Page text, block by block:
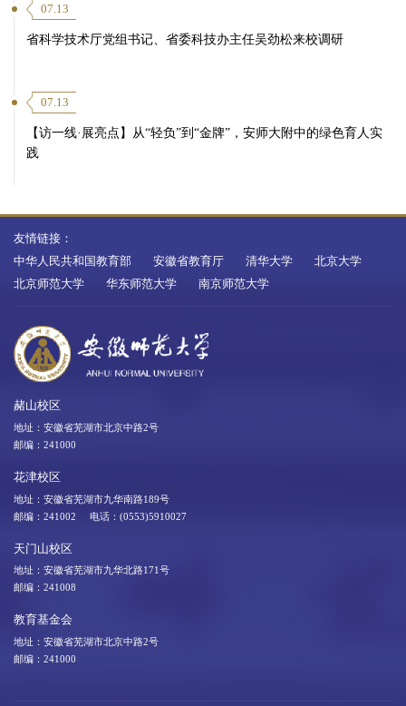
07.13
省科学技术厅党组书记、省委科技办主任吴劲松来校调研
07.13
【访一线·展亮点】从“轻负”到“金牌”，安师大附中的绿色育人实
践
友情链接：
中华人民共和国教育部
安徽省教育厅 清华大学
北京大学
北京师范大学
华东师范大学 南京师范大学
赭山校区
地址：安徽省芜湖市北京中路2号
邮编：241000
花津校区
地址：安徽省芜湖市九华南路189号
邮编：241002 电话：(0553)5910027
天门山校区
地址：安徽省芜湖市九华北路171号
邮编：241008
教育基金会
地址：安徽省芜湖市北京中路2号
邮编：241000